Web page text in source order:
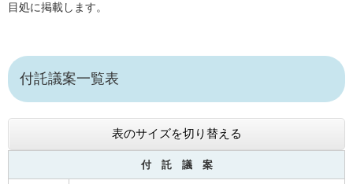
目処に掲載します。
付託議案一覧表
表のサイズを切り替える
付 託 議 案